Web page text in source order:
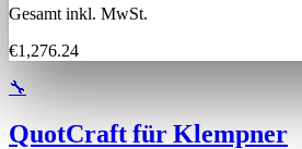
Gesamt inkl. MwSt.
€1,276.24
🔧
QuotCraft für Klempner